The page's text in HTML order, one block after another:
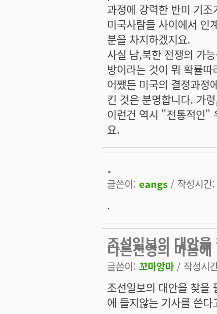
과정에 강력한 반미 기
미국사람들 사이에서 인
분을 차지하겠지요.
사실 남,북한 전쟁의 가
방이라는 것이 뭐 확률
어쨌든 미국의 결정과정
킨 것은 분명합니다. 가
이런건 역시 "전통적인"
요.
.
글쓴이: eangs / 작성시
.
조선일보의 대안
다른진영의 마음에
글쓴이: 꼬마앙마 / 작성시
조선일보의 대안을 찾을
에 들지않는 기사를 쓴